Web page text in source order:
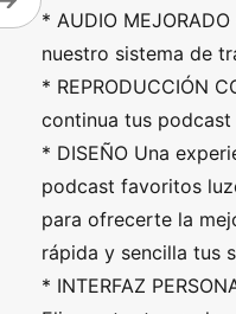
* AUDIO
nuestro sistema de
* REPRODUCCIÓN
continua tus
* DISEÑO Una
podcast favoritos
para ofrecerte la
rápida y sencilla tus
* INTERFAZ